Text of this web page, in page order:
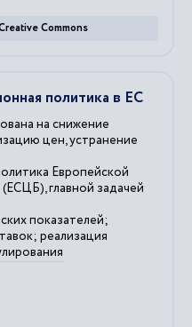
Commons
политика в ЕС
на снижение
цен, устранение
Европейской
главной задачей
показателей;
реализация